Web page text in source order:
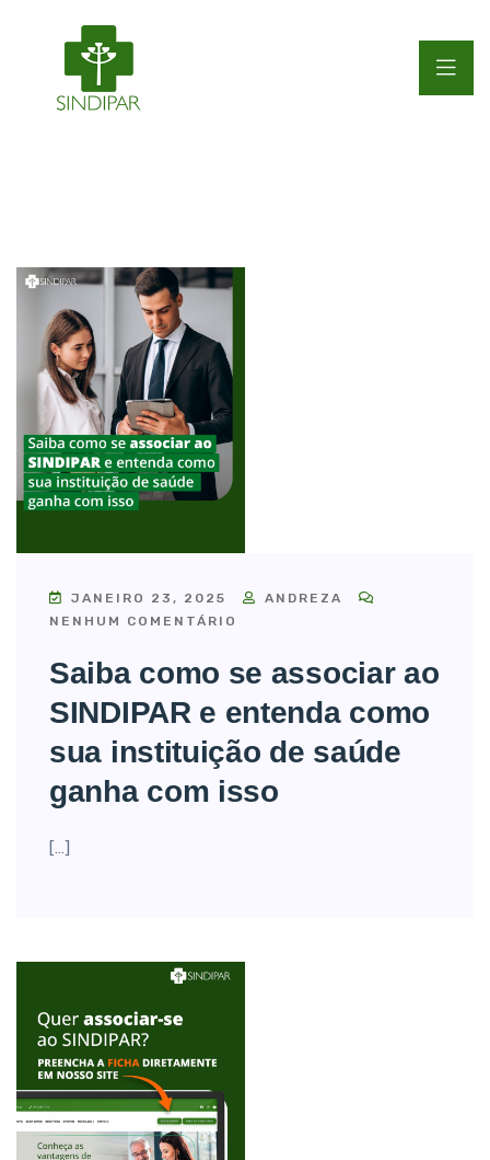
JANEIRO 23, 2025
ANDREZA
NENHUM COMENTÁRIO
Saiba como se associar ao
SINDIPAR e entenda como
sua instituição de saúde
ganha com isso
[…]